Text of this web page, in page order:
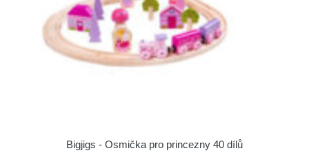
Bigjigs - Osmička pro princezny 40 dílů